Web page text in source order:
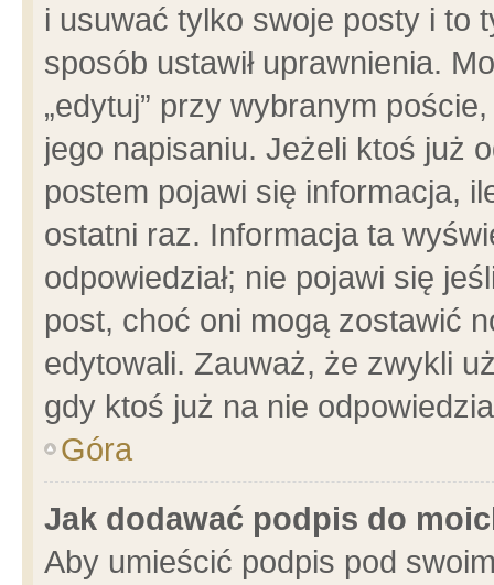
i usuwać tylko swoje posty i to
sposób ustawił uprawnienia.
„edytuj” przy wybranym
jego napisaniu. Jeżeli ktoś już
postem pojawi się informacja,
ostatni raz. Informacja ta
odpowiedział; nie pojawi się
post, choć oni mogą zostawić
edytowali. Zauważ, że zwykli
gdy ktoś już na nie
Góra
Jak dodawać podpis do
Aby umieścić podpis pod